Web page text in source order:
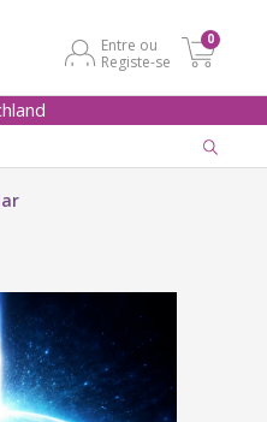
Entre ou
Registe-se
0